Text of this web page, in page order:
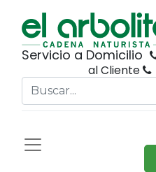
Servicio a Domicilio
al Cliente